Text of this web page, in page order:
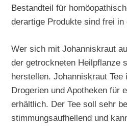
Bestandteil für
derartige Produkte sind frei
Wer sich mit Johanniskraut
der getrockneten Heilpflanze
herstellen. Johanniskraut Tee
Drogerien und Apotheken für
erhältlich. Der Tee soll sehr
stimmungsaufhellend und